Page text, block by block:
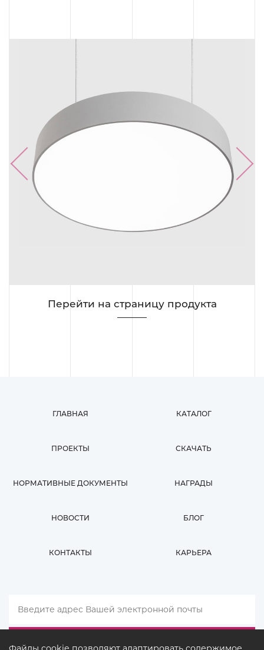
Перейти на страницу продукта
Previous Next
ГЛАВНАЯ КАТАЛОГ
ПРОЕКТЫ СКАЧАТЬ
НОРМАТИВНЫЕ ДОКУМЕНТЫ НАГРАДЫ
НОВОСТИ БЛОГ
КОНТАКТЫ КАРЬЕРА